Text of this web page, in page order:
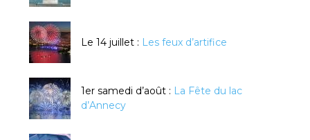
Le 14 juillet : Les feux d’artifice
1er samedi d’août : La Fête du lac
d’Annecy